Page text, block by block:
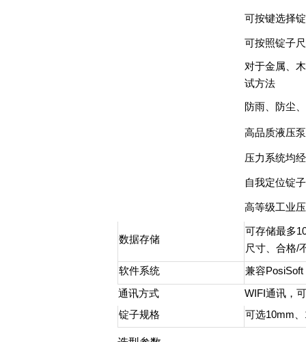
可按键选择
可按照锭子
对于金属、
试方法
防雨、防尘
高品质液压
压力系统均
自我定位锭
高等级工业
数据存储
可存储最多
尺寸、合格/
软件系统 兼容PosiSoft
通讯方式
WIFI通讯，
锭子规格
可选10mm